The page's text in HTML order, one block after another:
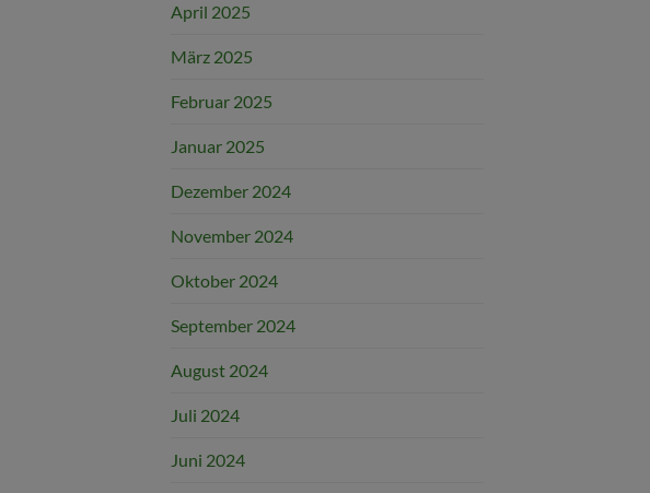
April 2025
März 2025
Februar 2025
Januar 2025
Dezember 2024
November 2024
Oktober 2024
September 2024
August 2024
Juli 2024
Juni 2024